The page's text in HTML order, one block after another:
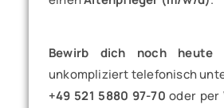
Bewirb dich noch heute
unkompliziert telefonisch
+49 521 5880 97-70 oder per